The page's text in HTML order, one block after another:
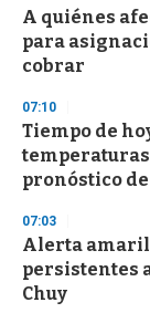
s
c
o
d
s
A quiénes
para
cobrar
07:10
Tiempo de
pronóstico
07:03
Alerta
persistentes
Chuy